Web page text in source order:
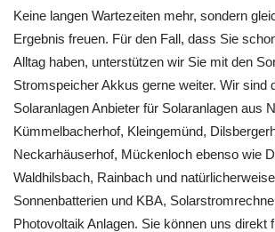
Keine langen Wartezeiten mehr, sondern
Ergebnis freuen. Für den Fall, dass Sie
Alltag haben, unterstützen wir Sie mit den
Stromspeicher Akkus gerne weiter. Wir sind
Solaranlagen Anbieter für Solaranlagen aus
Kümmelbacherhof, Kleingemünd,
Neckarhäuserhof, Mückenloch ebenso wie
Waldhilsbach, Rainbach und
Sonnenbatterien und KBA,
Photovoltaik Anlagen. Sie können uns direkt